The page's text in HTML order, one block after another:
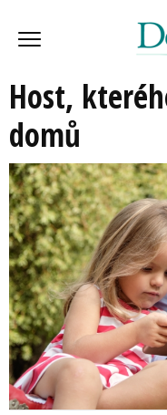
Host,
domů